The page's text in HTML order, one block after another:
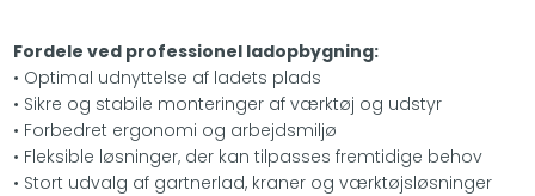
Fordele ved professionel ladopbygning:
• Optimal udnyttelse af ladets plads
• Sikre og stabile monteringer af værktøj og udstyr
• Forbedret ergonomi og arbejdsmiljø
• Fleksible løsninger, der kan tilpasses fremtidige behov
• Stort udvalg af gartnerlad, kraner og værktøjsløsninger